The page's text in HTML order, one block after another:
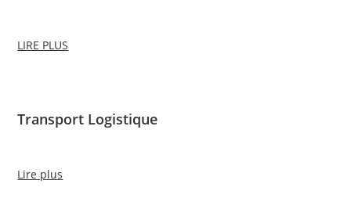
LIRE PLUS
Transport Logistique
Lire plus